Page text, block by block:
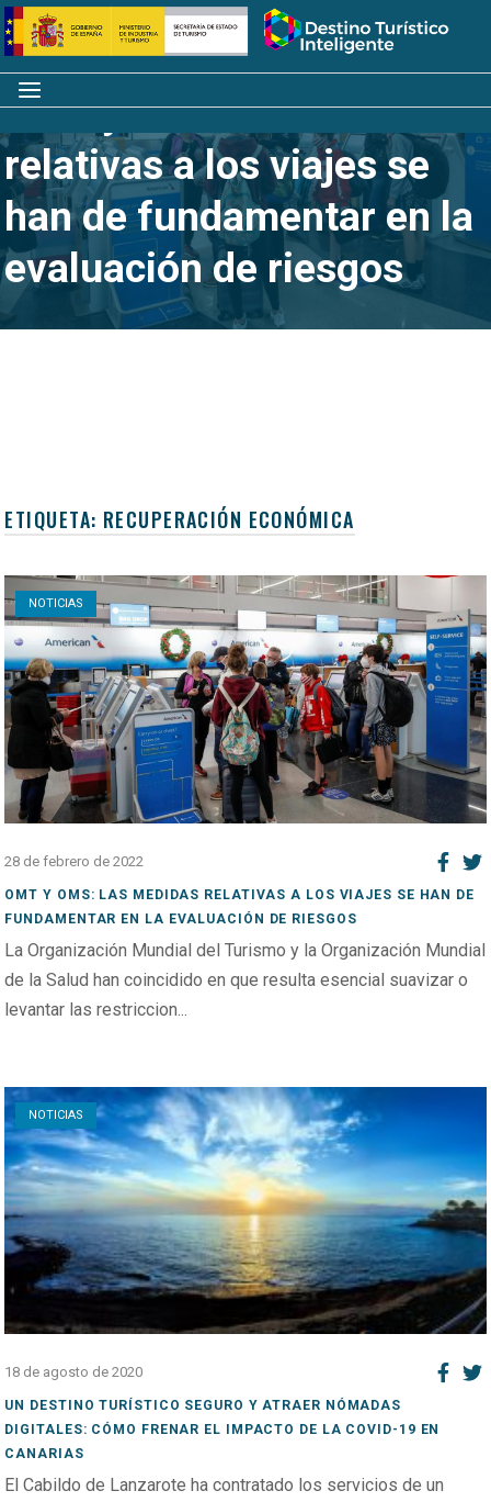
Saltar
al
contenido
Inicio
Menú
OMT y OMS: las medidas
relativas a los viajes se
han de fundamentar en la
evaluación de riesgos
ETIQUETA: RECUPERACIÓN ECONÓMICA
NOTICIAS
Open post
28 de febrero de 2022
OMT Y OMS: LAS MEDIDAS RELATIVAS A LOS VIAJES SE HAN DE
FUNDAMENTAR EN LA EVALUACIÓN DE RIESGOS
La Organización Mundial del Turismo y la Organización Mundial
de la Salud han coincidido en que resulta esencial suavizar o
levantar las restriccion...
NOTICIAS
Open post
18 de agosto de 2020
UN DESTINO TURÍSTICO SEGURO Y ATRAER NÓMADAS
DIGITALES: CÓMO FRENAR EL IMPACTO DE LA COVID-19 EN
CANARIAS
El Cabildo de Lanzarote ha contratado los servicios de un